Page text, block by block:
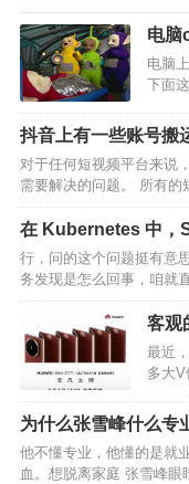
电脑
电脑
下面
夹，
这个
后，
抖音上有一些账号搬
判搬运，他们是怎么
对于任何短视频平台来说
需要解决的问题。 所有
号、小红书、B站，甚至
都是类似的，只要你在网
在 Kubernetes 中，
何实现服务发现的？
行，问的这个问题挺有意
务发现是怎么回事，咱就
讲，也就那么回事。你得
住了——其实全是些搬砖
客观
最近
多大
上一
宗教
世界
为什么张雪峰什么专
他不懂专业，他懂的是就
血。想脱离家庭 张雪峰